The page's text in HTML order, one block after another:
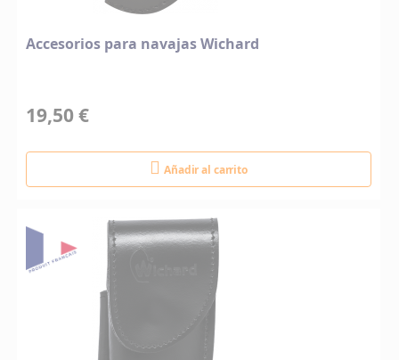
Accesorios para navajas Wichard
19,50 €
Añadir al carrito